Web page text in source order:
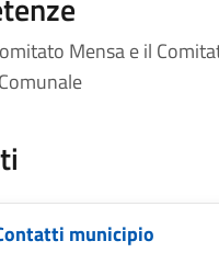
Mensa e il
municipio